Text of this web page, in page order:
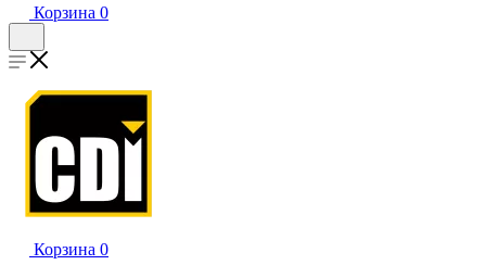
Корзина 0
Корзина 0